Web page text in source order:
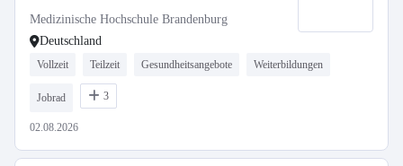
Medizinische Hochschule Brandenburg
Deutschland
Vollzeit Teilzeit Gesundheitsangebote Weiterbildungen
Jobrad 3
02.08.2026